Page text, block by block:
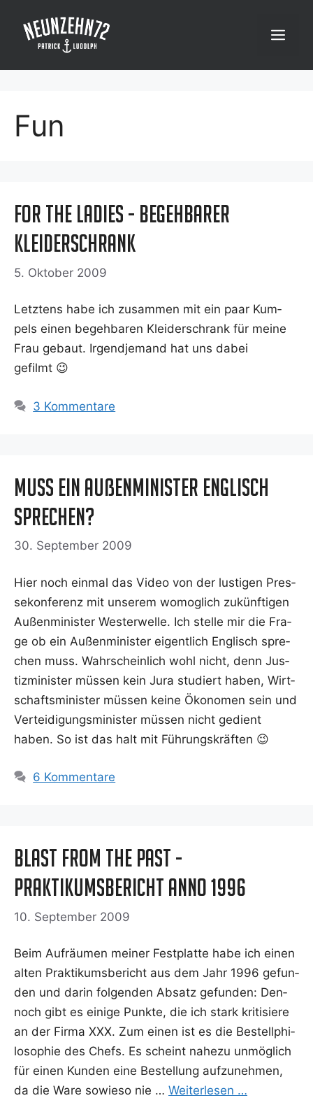
Inhalt
springen
Menü
Fun
For the Ladies - begehbarer
Kleiderschrank
5. Oktober 2009
Letz­tens habe ich zusam­men mit ein paar Kum­
pels einen begeh­ba­ren Klei­der­schrank für mei­ne
Frau gebaut. Irgend­je­mand hat uns dabei
gefilmt 😉
3 Kommentare
Muss ein Außenminister Englisch
sprechen?
30. September 2009
Hier noch ein­mal das Video von der lus­ti­gen Pres­
se­kon­fe­renz mit unse­rem womog­lich zukünf­ti­gen
Außen­mi­nis­ter Wes­ter­wel­le. Ich stel­le mir die Fra­
ge ob ein Außen­mi­nis­ter eigent­lich Eng­lisch spre­
chen muss. Wahr­schein­lich wohl nicht, denn Jus­
tiz­mi­nis­ter müs­sen kein Jura stu­diert haben, Wirt­
schafts­mi­nis­ter müs­sen kei­ne Öko­no­men sein und
Ver­tei­di­gungs­mi­nis­ter müs­sen nicht gedient
haben. So ist das halt mit Führungskräften 😉
6 Kommentare
Blast from the Past -
Praktikumsbericht Anno 1996
10. September 2009
Beim Auf­räu­men mei­ner Fest­plat­te habe ich einen
alten Prak­ti­kums­be­richt aus dem Jahr 1996 gefun­
den und dar­in fol­gen­den Absatz gefun­den: Den­
noch gibt es eini­ge Punk­te, die ich stark kri­ti­sie­re
an der Fir­ma XXX. Zum einen ist es die Bestell­phi­
lo­so­phie des Chefs. Es scheint nahe­zu unmög­lich
für einen Kun­den eine Bestel­lung auf­zu­neh­men,
da die Ware sowie­so nie … Wei­ter­le­sen …